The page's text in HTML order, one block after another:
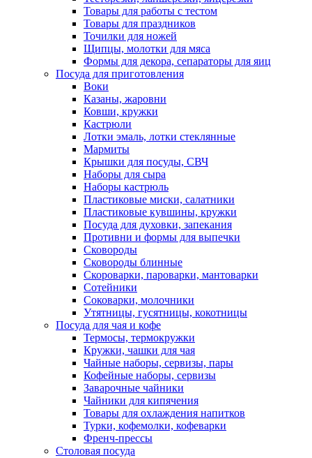
Товары для работы с тестом
Товары для праздников
Точилки для ножей
Щипцы, молотки для мяса
Формы для декора, сепараторы для яиц
Посуда для приготовления
Воки
Казаны, жаровни
Ковши, кружки
Кастрюли
Лотки эмаль, лотки стеклянные
Мармиты
Крышки для посуды, СВЧ
Наборы для сыра
Наборы кастрюль
Пластиковые миски, салатники
Пластиковые кувшины, кружки
Посуда для духовки, запекания
Противни и формы для выпечки
Сковороды
Сковороды блинные
Скороварки, пароварки, мантоварки
Сотейники
Соковарки, молочники
Утятницы, гусятницы, кокотницы
Посуда для чая и кофе
Термосы, термокружки
Кружки, чашки для чая
Чайные наборы, сервизы, пары
Кофейные наборы, сервизы
Заварочные чайники
Чайники для кипячения
Товары для охлаждения напитков
Турки, кофемолки, кофеварки
Френч-прессы
Столовая посуда